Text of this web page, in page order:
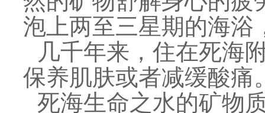
泡上两至三星期的海浴
几千年来，住在死海
保养肌肤或者减缓酸痛
死海生命之水的矿物